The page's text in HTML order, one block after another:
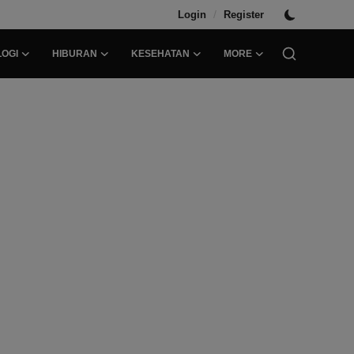
Login / Register
HIBURAN KESEHATAN MORE